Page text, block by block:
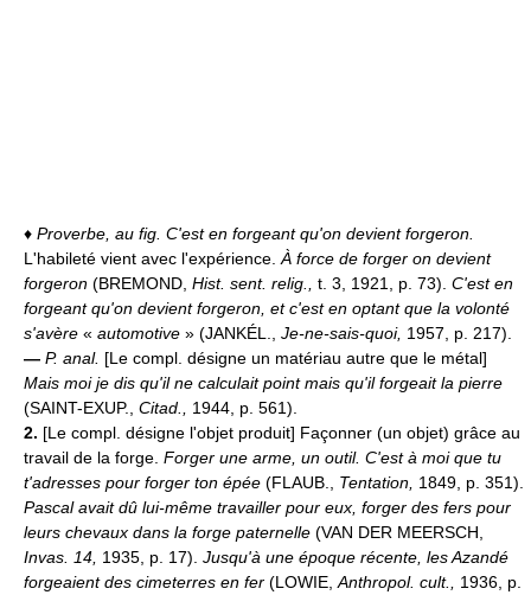
♦ Proverbe, au fig. C'est en forgeant qu'on devient forgeron.
L'habileté vient avec l'expérience. À force de forger on devient
forgeron (BREMOND, Hist. sent. relig., t. 3, 1921, p. 73). C'est en
forgeant qu'on devient forgeron, et c'est en optant que la volonté
s'avère « automotive » (JANKÉL., Je-ne-sais-quoi, 1957, p. 217).
— P. anal. [Le compl. désigne un matériau autre que le métal]
Mais moi je dis qu'il ne calculait point mais qu'il forgeait la pierre
(SAINT-EXUP., Citad., 1944, p. 561).
2. [Le compl. désigne l'objet produit] Façonner (un objet) grâce au
travail de la forge. Forger une arme, un outil. C'est à moi que tu
t'adresses pour forger ton épée (FLAUB., Tentation, 1849, p. 351).
Pascal avait dû lui-même travailler pour eux, forger des fers pour
leurs chevaux dans la forge paternelle (VAN DER MEERSCH,
Invas. 14, 1935, p. 17). Jusqu'à une époque récente, les Azandé
forgeaient des cimeterres en fer (LOWIE, Anthropol. cult., 1936, p.